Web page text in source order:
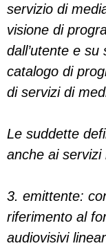
servizio di
visione di
dall’utente e
catalogo di
di servizi di
Le suddette
anche ai servizi
3. emittente:
riferimento al
audiovisivi